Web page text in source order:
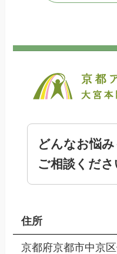
どんなお悩
ご相談くださ
住所
京都府京都市中京